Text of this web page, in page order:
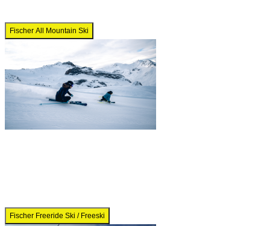
Fischer All Mountain Ski
Fischer Freeride Ski / Freeski